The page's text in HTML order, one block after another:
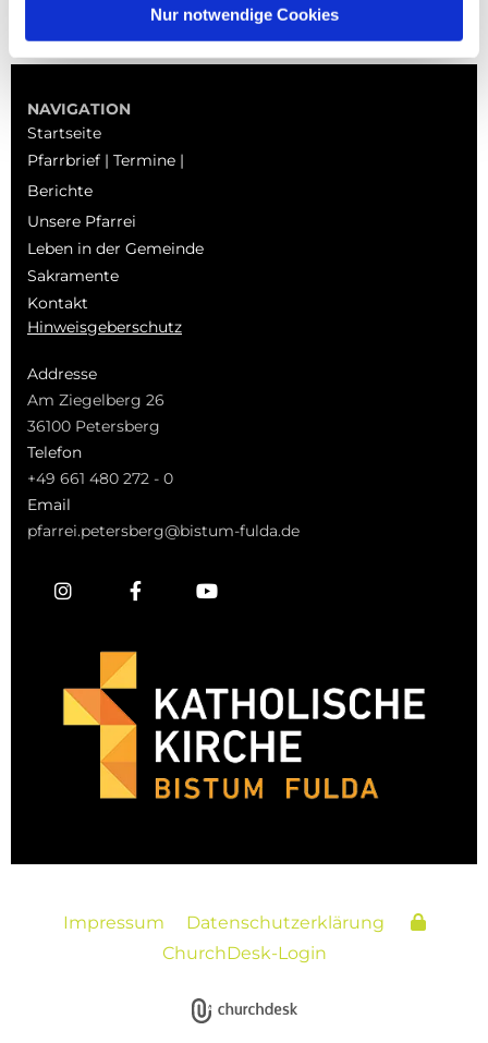
Nur notwendige Cookies
NAVIGATION
Startseite
Pfarrbrief | Termine |
Berichte
Unsere Pfarrei
Leben in der Gemeinde
Sakramente
Kontakt
Hinweisgeberschutz
Addresse
Am Ziegelberg 26
36100 Petersberg
Telefon
+49 661 480 272 - 0
Email
pfarrei.petersberg@bistum-fulda.de
Impressum
Datenschutzerklärung
ChurchDesk-Login